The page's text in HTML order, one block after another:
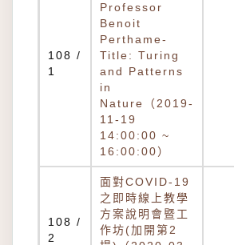
108 /
1
Professor
Benoit
Perthame-
Title: Turing
and Patterns
in
Nature（2019-
11-19
14:00:00 ~
16:00:00）
108 /
2
面對COVID-19
之即時線上教學
方案說明會暨工
作坊(加開第2